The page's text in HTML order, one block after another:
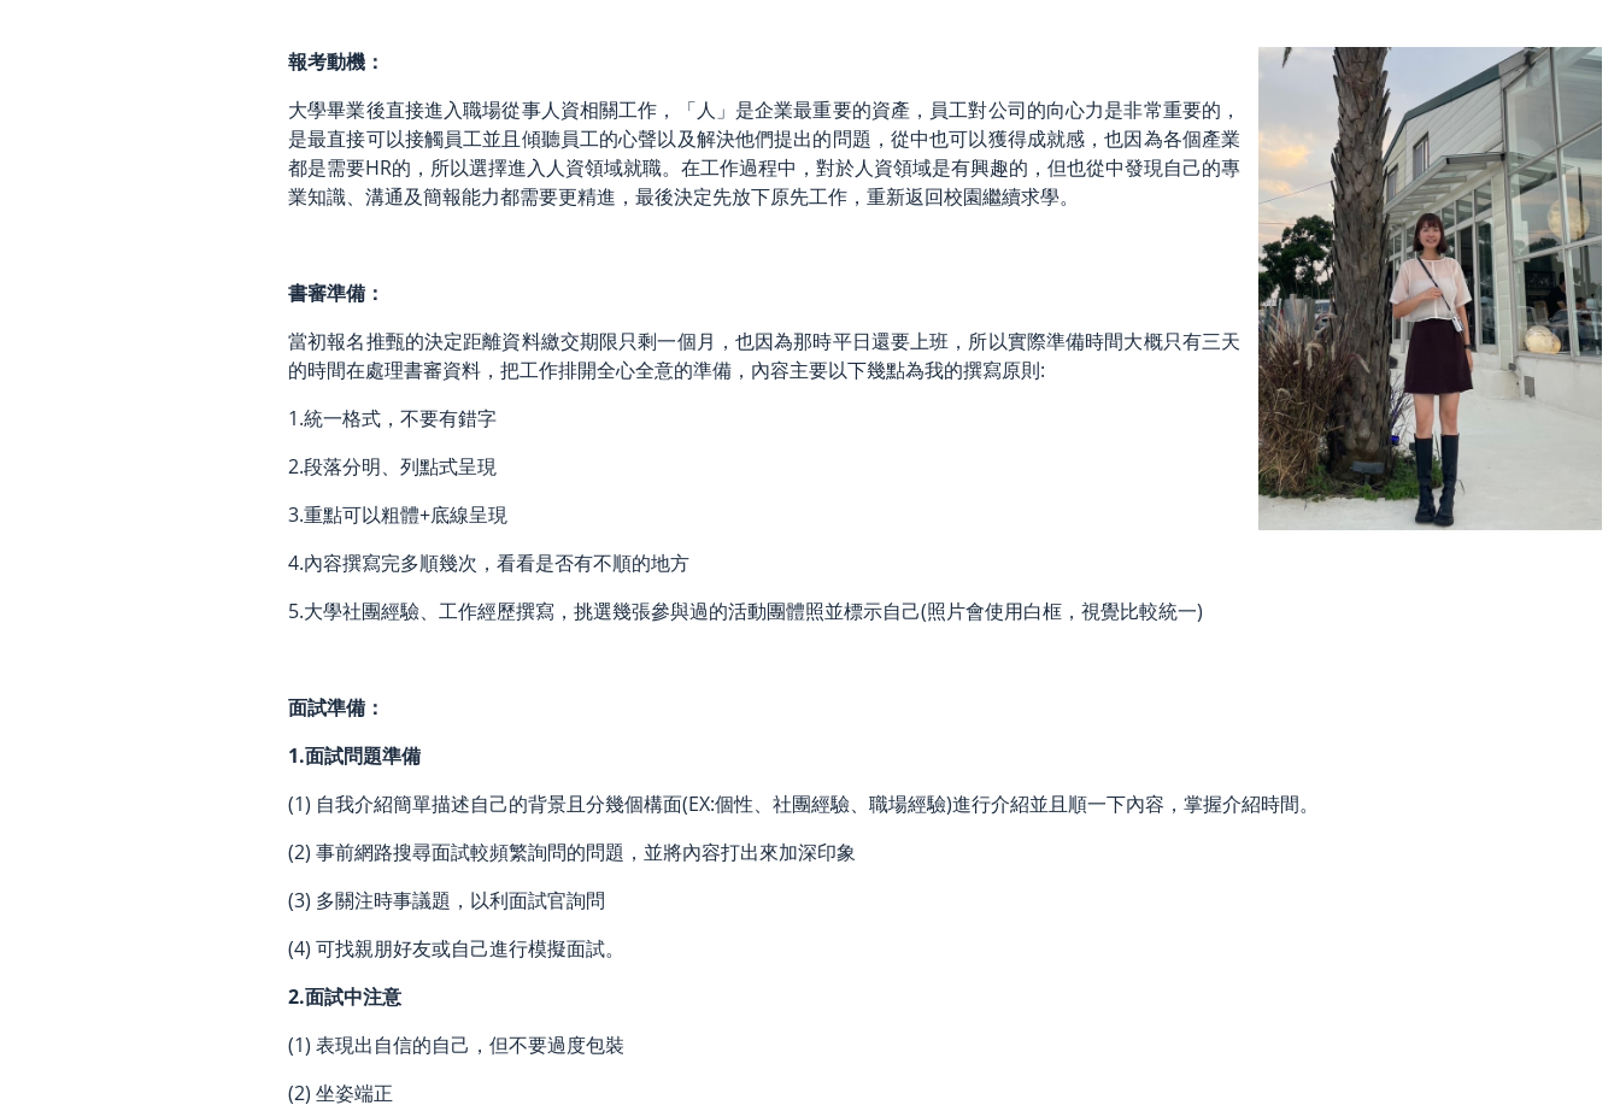
報考動機：
大學畢業後直接進入職場從事人資相關工作，「人」是企業最重要的資產，員工對公司的向心力是非常重要的，
是最直接可以接觸員工並且傾聽員工的心聲以及解決他們提出的問題，從中也可以獲得成就感，也因為各個產業
都是需要HR的，所以選擇進入人資領域就職。在工作過程中，對於人資領域是有興趣的，但也從中發現自己的專
業知識、溝通及簡報能力都需要更精進，最後決定先放下原先工作，重新返回校園繼續求學。
書審準備：
當初報名推甄的決定距離資料繳交期限只剩一個月，也因為那時平日還要上班，所以實際準備時間大概只有三天
的時間在處理書審資料，把工作排開全心全意的準備，內容主要以下幾點為我的撰寫原則:
1.統一格式，不要有錯字
2.段落分明、列點式呈現
3.重點可以粗體+底線呈現
4.內容撰寫完多順幾次，看看是否有不順的地方
5.大學社團經驗、工作經歷撰寫，挑選幾張參與過的活動團體照並標示自己(照片會使用白框，視覺比較統一)
面試準備：
1.面試問題準備
(1) 自我介紹簡單描述自己的背景且分幾個構面(EX:個性、社團經驗、職場經驗)進行介紹並且順一下內容，掌握介紹時間。
(2) 事前網路搜尋面試較頻繁詢問的問題，並將內容打出來加深印象
(3) 多關注時事議題，以利面試官詢問
(4) 可找親朋好友或自己進行模擬面試。
2.面試中注意
(1) 表現出自信的自己，但不要過度包裝
(2) 坐姿端正